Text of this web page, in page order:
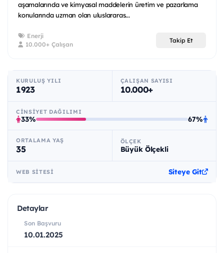
aşamalarında ve kimyasal maddelerin üretim ve pazarlama
konularında uzman olan uluslararas...
Enerji
10.000+ Çalışan
Takip Et
KURULUŞ YILI
1923
ÇALIŞAN SAYISI
10.000+
CINSIYET DAĞILIMI
33% 67%
ORTALAMA YAŞ
35
ÖLÇEK
Büyük Ölçekli
WEB SITESI Siteye Git
Detaylar
Son Başvuru
10.01.2025